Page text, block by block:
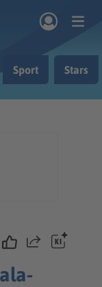
Sport Stars
Teilen